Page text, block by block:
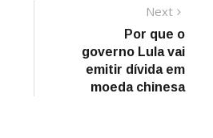
Next
post:
Por que o
governo Lula vai
emitir dívida em
moeda chinesa